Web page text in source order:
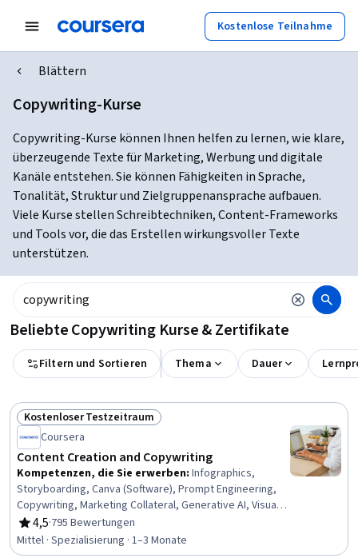
Kostenlose Teilnahme
Blättern
Copywriting-Kurse
Copywriting-Kurse können Ihnen helfen zu lernen, wie klare,
überzeugende Texte für Marketing, Werbung und digitale
Kanäle entstehen. Sie können Fähigkeiten in Sprache,
Tonalität, Struktur und Zielgruppenansprache aufbauen.
Viele Kurse stellen Schreibtechniken, Content-Frameworks
und Tools vor, die das Erstellen wirkungsvoller Texte
unterstützen.
Beliebte Copywriting Kurse & Zertifikate
Filtern und Sortieren Thema Dauer
Status: Kostenloser Testzeitraum
Kostenloser Testzeitraum
Coursera
Content Creation and Copywriting
Kompetenzen, die Sie erwerben: Infographics,
Storyboarding, Canva (Software), Prompt Engineering,
Copywriting, Marketing Collateral, Generative AI, Visual
Storytelling, Content Optimization, AI powered
creativity, Content Creation, AI Personalization, Prompt
Engineering Tools, Animations, ChatGPT, Graphic Design,
4,5
Bewertung, 4,5 von 5 Sternen
·795 Bewertungen
Mittel · Spezialisierung · 1–3 Monate